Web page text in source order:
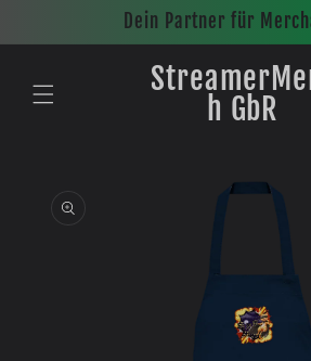
Inhalt
Dein Partner für
h GbR